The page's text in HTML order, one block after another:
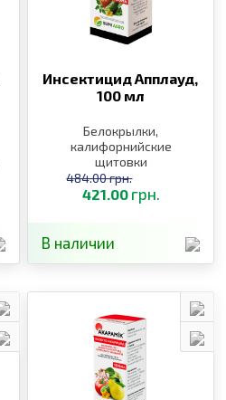
Инсектицид Апплауд,
100 мл
Белокрылки,
калифорнийские
щитовки
421.00 грн.
484.00 грн.
В наличии